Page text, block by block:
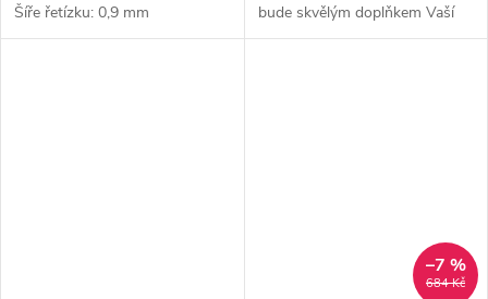
Šíře řetízku: 0,9 mm
Přívěsek: 1x půlené srdce s
bude skvělým doplňkem Vaší
kolekce šperků. Materiál:
684 Kč
–7 %